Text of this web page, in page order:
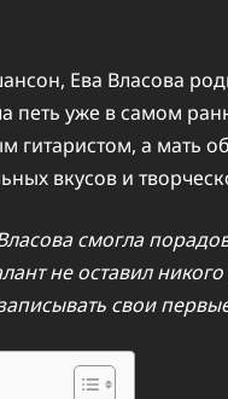
Ева Власова
петь уже в самом
гитаристом, а мать
вкусов и
смогла
не оставил
свои